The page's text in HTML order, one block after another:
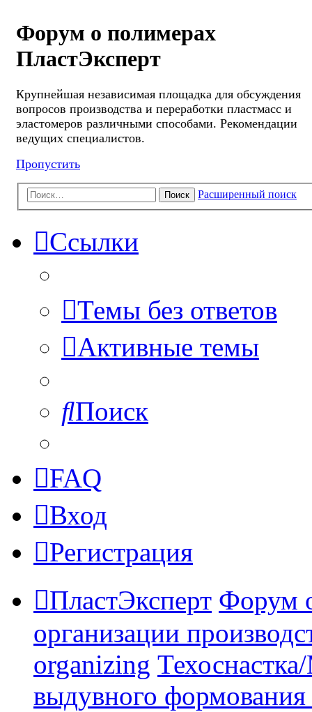
Форум о полимерах
ПластЭксперт
Крупнейшая независимая площадка для обсуждения
вопросов производства и переработки пластмасс и
эластомеров различными способами. Рекомендации
ведущих специалистов.
Пропустить
Поиск Расширенный поиск
Ссылки
Темы без ответов
Активные темы
Поиск
FAQ
Вход
Регистрация
ПластЭксперт Форум
организации
organizing
выдувного